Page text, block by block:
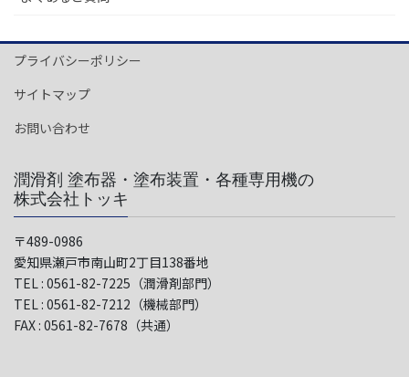
プライバシーポリシー
サイトマップ
お問い合わせ
潤滑剤 塗布器・塗布装置・各種専用機の
株式会社トッキ
〒489-0986
愛知県瀬戸市南山町2丁目138番地
TEL : 0561-82-7225（潤滑剤部門）
TEL : 0561-82-7212（機械部門）
FAX : 0561-82-7678（共通）